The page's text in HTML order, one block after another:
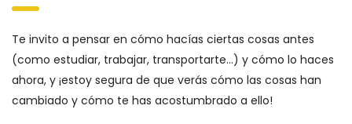
Te invito a pensar en cómo hacías ciertas cosas antes
(como estudiar, trabajar, transportarte…) y cómo lo haces
ahora, y ¡estoy segura de que verás cómo las cosas han
cambiado y cómo te has acostumbrado a ello!